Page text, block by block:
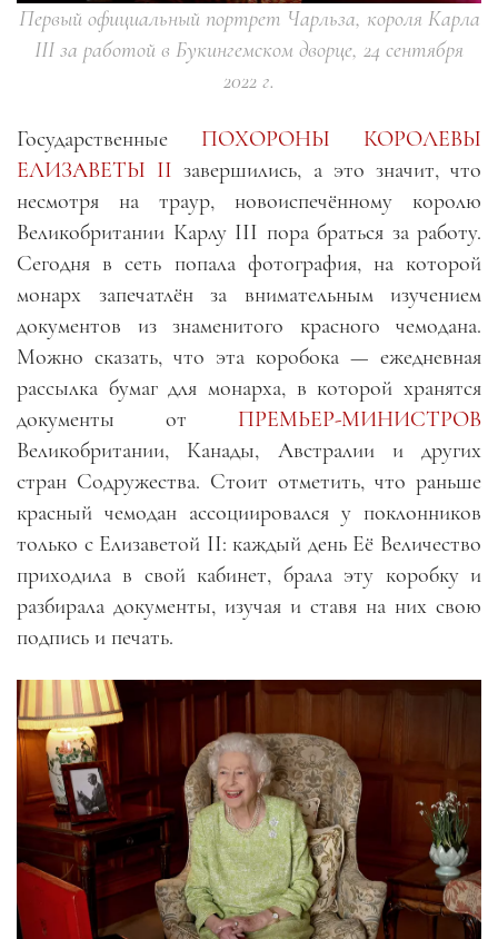
Первый официальный портрет Чарльза, короля Карла
III за работой в Букингемском дворце, 24 сентября
2022 г.
Государственные ПОХОРОНЫ КОРОЛЕВЫ
ЕЛИЗАВЕТЫ II завершились, а это значит, что
несмотря на траур, новоиспечённому королю
Великобритании Карлу III пора браться за работу.
Сегодня в сеть попала фотография, на которой
монарх запечатлён за внимательным изучением
документов из знаменитого красного чемодана.
Можно сказать, что эта коробока — ежедневная
рассылка бумаг для монарха, в которой хранятся
документы от ПРЕМЬЕР-МИНИСТРОВ
Великобритании, Канады, Австралии и других
стран Содружества. Стоит отметить, что раньше
красный чемодан ассоциировался у поклонников
только с Елизаветой II: каждый день Её Величество
приходила в свой кабинет, брала эту коробку и
разбирала документы, изучая и ставя на них свою
подпись и печать.